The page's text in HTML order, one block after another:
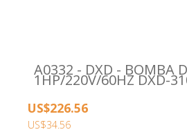
A0332 - DXD - BOMBA
1HP/220V/60HZ DXD-
US$226.56
US$34.56